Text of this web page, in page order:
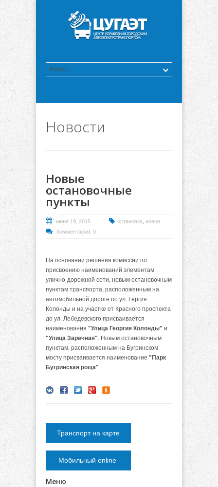
Новости
Новые
остановочные
пункты
июня 19, 2015 остановка, новое
Комментарии: 0
На основании решения комиссии по
присвоению наименований элементам
улично-дорожной сети, новым остановочным
пунктам транспорта, расположенным на
автомобильной дороге по ул. Гергия
Колонды и на участке от Красного проспекта
до ул. Лебедевского присваивается
наименования "Улица Георгия Колонды" и
"Улица Заречная". Новым остановочным
пунктам, расположенным на Бугринском
мосту присваивается наименование "Парк
Бугринская роща".
Транспорт на карте
Мобильный online
Меню